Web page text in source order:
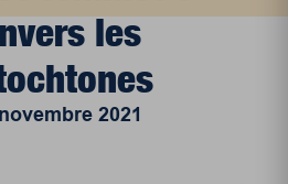
les
2021